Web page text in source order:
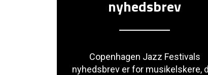
nyhedsbrev
Copenhagen Jazz Festivals
nyhedsbrev er for musikelskere,